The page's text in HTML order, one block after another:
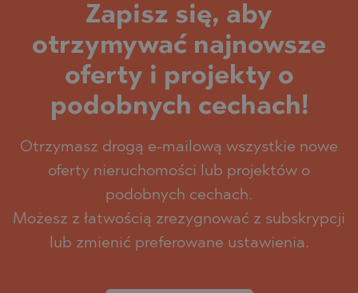
Zapisz się, aby
otrzymywać najnowsze
oferty i projekty o
podobnych cechach!
Otrzymasz drogą e-mailową wszystkie nowe
oferty nieruchomości lub projektów o
podobnych cechach.
Możesz z łatwością zrezygnować z subskrypcji
lub zmienić preferowane ustawienia.